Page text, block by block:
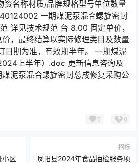
资名称材质/品牌规格型号单位数量
一期煤泥泵混合螺旋密封
详见技术规范 台 8.00 固定单价，
，最终结算以实际修理类目及数量
日期为准，有效期半年。 一期煤泥
上半年）.doc 更新信息咨询及
泥泵混合螺旋密封总成修复采购公
0 0
小区
招标
凤阳县2024年食品抽检服务项